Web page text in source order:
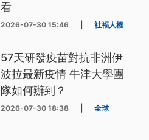
看
2026-07-30 15:46 社福人權
57天研發疫苗對抗非洲伊
波拉最新疫情 牛津大學團
隊如何辦到？
2026-07-30 18:38 全球